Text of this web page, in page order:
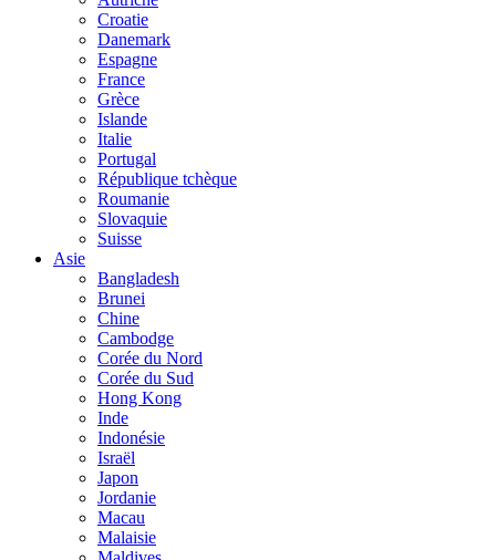
Croatie
Danemark
Espagne
France
Grèce
Islande
Italie
Portugal
République tchèque
Roumanie
Slovaquie
Suisse
Asie
Bangladesh
Brunei
Chine
Cambodge
Corée du Nord
Corée du Sud
Hong Kong
Inde
Indonésie
Israël
Japon
Jordanie
Macau
Malaisie